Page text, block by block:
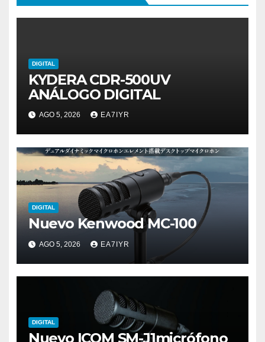
DIGITAL
KYDERA CDR-500UV
ANÁLOGO DIGITAL
AGO 5, 2026 EA7IYR
DIGITAL
Nuevo Kenwood MC-100
AGO 5, 2026 EA7IYR
DIGITAL
Nuevo ICOM SM-J1micrófono